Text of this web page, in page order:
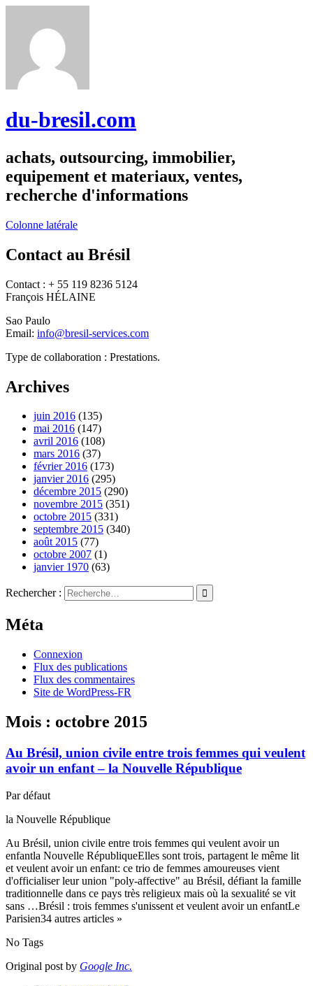
du-bresil.com
achats, outsourcing, immobilier,
equipement et materiaux, ventes,
recherche d'informations
Colonne latérale
Contact au Brésil
Contact : + 55 119 8236 5124
François HÉLAINE
Sao Paulo
Email: info@bresil-services.com
Type de collaboration : Prestations.
Archives
juin 2016 (135)
mai 2016 (147)
avril 2016 (108)
mars 2016 (37)
février 2016 (173)
janvier 2016 (295)
décembre 2015 (290)
novembre 2015 (351)
octobre 2015 (331)
septembre 2015 (340)
août 2015 (77)
octobre 2007 (1)
janvier 1970 (63)
Rechercher :
Méta
Connexion
Flux des publications
Flux des commentaires
Site de WordPress-FR
Mois : octobre 2015
Au Brésil, union civile entre trois femmes qui veulent
avoir un enfant – la Nouvelle République
Par défaut
la Nouvelle République
Au Brésil, union civile entre trois femmes qui veulent avoir un
enfantla Nouvelle RépubliqueElles sont trois, partagent le même lit
et veulent avoir un enfant: ce trio de femmes amoureuses vient
d'officialiser leur union "poly-affective" au Brésil, défiant la famille
traditionnelle dans ce pays très religieux mais où la sexualité se vit
sans …Brésil : trois femmes s'unissent et veulent avoir un enfantLe
Parisien34 autres articles »
No Tags
Original post by Google Inc.